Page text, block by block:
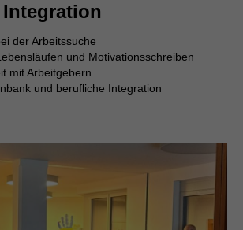
der Arbeitssuche
und Motivationsschreiben
mit Arbeitgebern
und berufliche Integration